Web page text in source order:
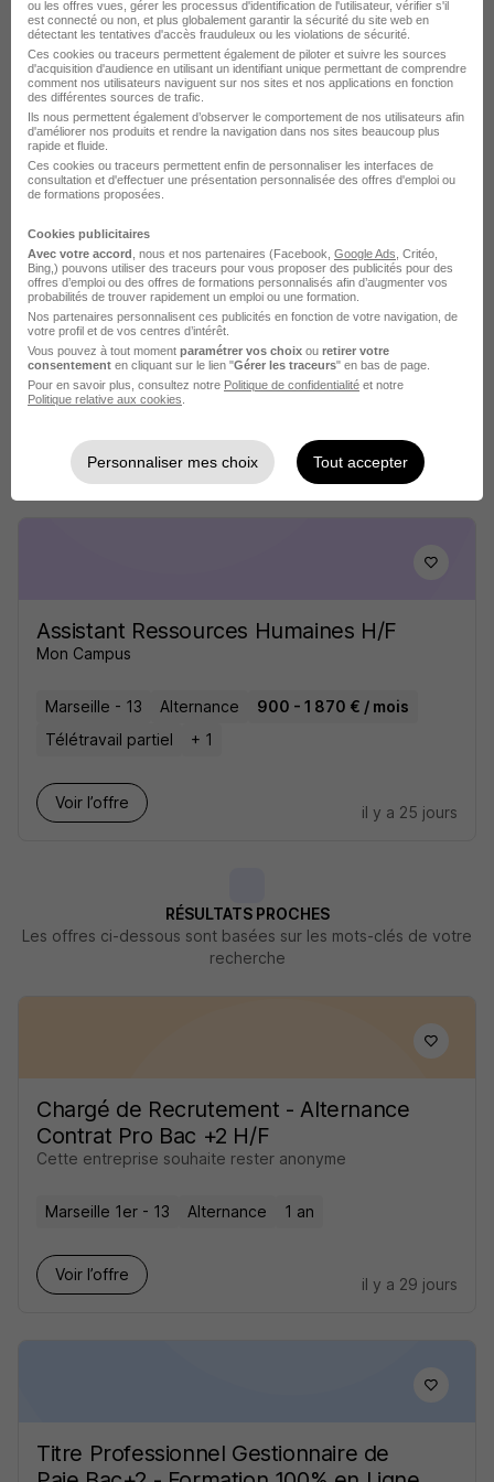
492,22 - 1 823,03 € / mois
Voir l’offre
il y a 22 jours
Alternant Assistant Ressources
Humaines & Administratif H/F
Groupe Buckler Security Super recruteur
Marseille 9e - 13 Alternance
9 624 - 22 404 € / an
Travail de jour
Voir l’offre
il y a 24 jours
Assistant Ressources Humaines H/F
Mon Campus
Marseille - 13 Alternance
900 - 1 870 € / mois
Télétravail partiel
+ 1
Voir l’offre
il y a 25 jours
RÉSULTATS PROCHES
Les offres ci-dessous sont basées sur les mots-clés de votre
recherche
Chargé de Recrutement - Alternance
Contrat Pro Bac +2 H/F
Cette entreprise souhaite rester anonyme
Marseille 1er - 13 Alternance 1 an
Voir l’offre
il y a 29 jours
Titre Professionnel Gestionnaire de
ou les offres vues, gérer les processus d'identification de l'utilisateur, vérifier s'il
est connecté ou non, et plus globalement garantir la sécurité du site web en
détectant les tentatives d'accès frauduleux ou les violations de sécurité.
Ces cookies ou traceurs permettent également de piloter et suivre les sources
d'acquisition d'audience en utilisant un identifiant unique permettant de comprendre
comment nos utilisateurs naviguent sur nos sites et nos applications en fonction
des différentes sources de trafic.
Ils nous permettent également d’observer le comportement de nos utilisateurs afin
d'améliorer nos produits et rendre la navigation dans nos sites beaucoup plus
rapide et fluide.
Ces cookies ou traceurs permettent enfin de personnaliser les interfaces de
consultation et d'effectuer une présentation personnalisée des offres d'emploi ou
de formations proposées.
Cookies publicitaires
Avec votre accord , nous et nos partenaires (Facebook, Google Ads , Critéo,
Bing,) pouvons utiliser des traceurs pour vous proposer des publicités pour des
offres d’emploi ou des offres de formations personnalisés afin d’augmenter vos
probabilités de trouver rapidement un emploi ou une formation.
Nos partenaires personnalisent ces publicités en fonction de votre navigation, de
votre profil et de vos centres d’intérêt.
Vous pouvez à tout moment paramétrer vos choix ou retirer votre
consentement en cliquant sur le lien "Gérer les traceurs" en bas de page.
Pour en savoir plus, consultez notre Politique de confidentialité et notre
Politique relative aux cookies
Personnaliser mes choix Tout accepter